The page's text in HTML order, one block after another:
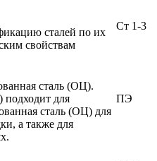
сталей по их
свойствам
Ст 1-3
сталь (ОЦ).
подходит для
сталь (ОЦ) для
а также для
ПЭ